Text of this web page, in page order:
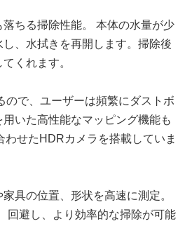
ちる掃除性能。 本体の水量が少
、水拭きを再開します。掃除後
くれます。
で、ユーザーは頻繁にダストボ
いた高性能なマッピング機能も
せたHDRカメラを搭載していま
具の位置、形状を高速に測定。
回避し、より効率的な掃除が可能